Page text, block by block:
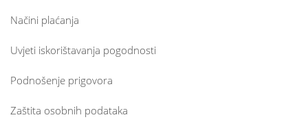
Načini plaćanja
Uvjeti iskorištavanja pogodnosti
Podnošenje prigovora
Zaštita osobnih podataka